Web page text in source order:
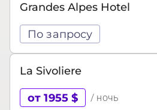
Grandes Alpes Hotel
По запросу
La Sivoliere
от 1955 $ / ночь